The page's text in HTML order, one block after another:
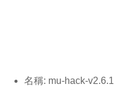
名稱: mu-hack-v2.6.1